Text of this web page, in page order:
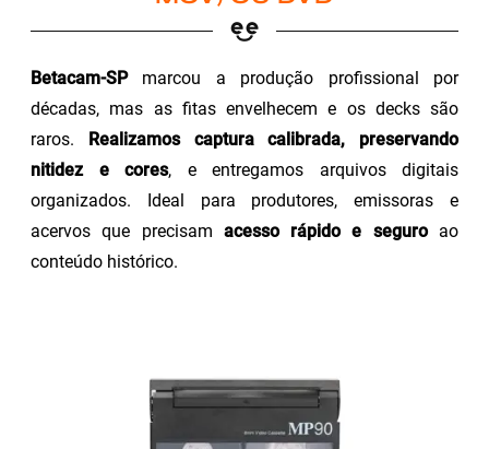
Betacam-SPmarcou a produção profissional por
décadas, mas as fitas envelhecem e os decks são
raros.
Realizamos captura calibrada, preservando
nitidez e cores, e entregamos arquivos digitais
organizados. Ideal para produtores, emissoras e
acervos que precisam acesso rápido e seguroao
conteúdo histórico.